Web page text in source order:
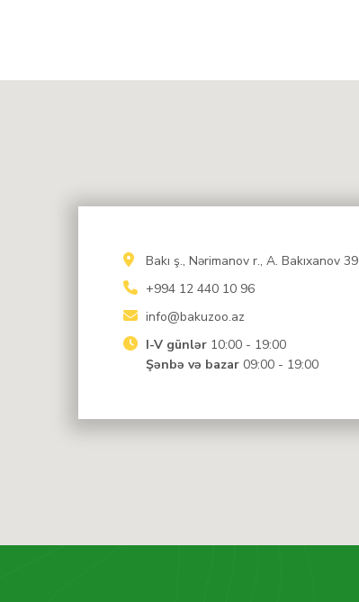
Bakı ş., Nərimanov r., A. Bakıxanov 39
+994 12 440 10 96
info@bakuzoo.az
I-V günlər 10:00 - 19:00
Şənbə və bazar 09:00 - 19:00